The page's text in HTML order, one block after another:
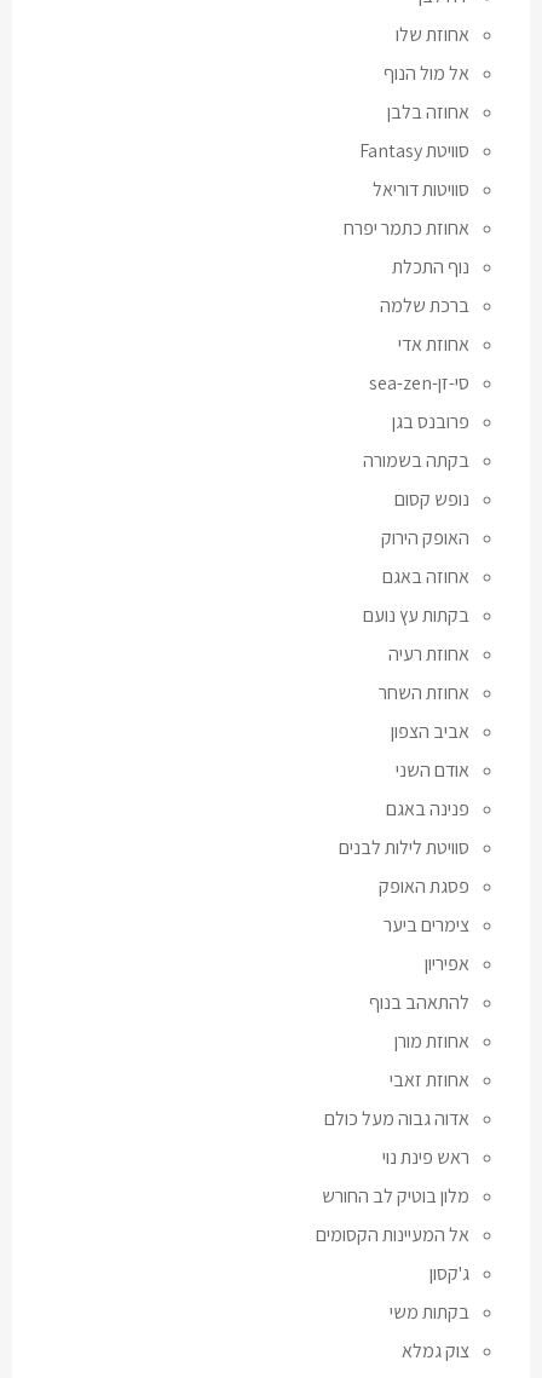
אחוזת שלו
אל מול הנוף
אחוזה בלבן
סוויטת Fantasy
סוויטות דוריאל
אחוזת כתמר יפרח
נוף התכלת
ברכת שלמה
אחוזת אדי
סי-זן-sea-zen
פרובנס בגן
בקתה בשמורה
נופש קסום
האופק הירוק
אחוזה באגם
בקתות עץ נועם
אחוזת רעיה
אחוזת השחר
אביב הצפון
אודם השני
פנינה באגם
סוויטת לילות לבנים
פסגת האופק
צימרים ביער
אפיריון
להתאהב בנוף
אחוזת מורן
אחוזת זאבי
אדוה גבוה מעל כולם
ראש פינת נוי
מלון בוטיק לב החורש
אל המעיינות הקסומים
ג'קסון
בקתות משי
צוק גמלא